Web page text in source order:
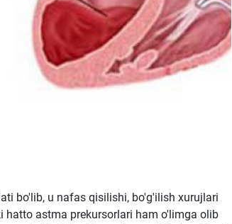
bo'lib, u nafas qisilishi, bo'g'ilish xurujlari
astma prekursorlari ham o'limga olib